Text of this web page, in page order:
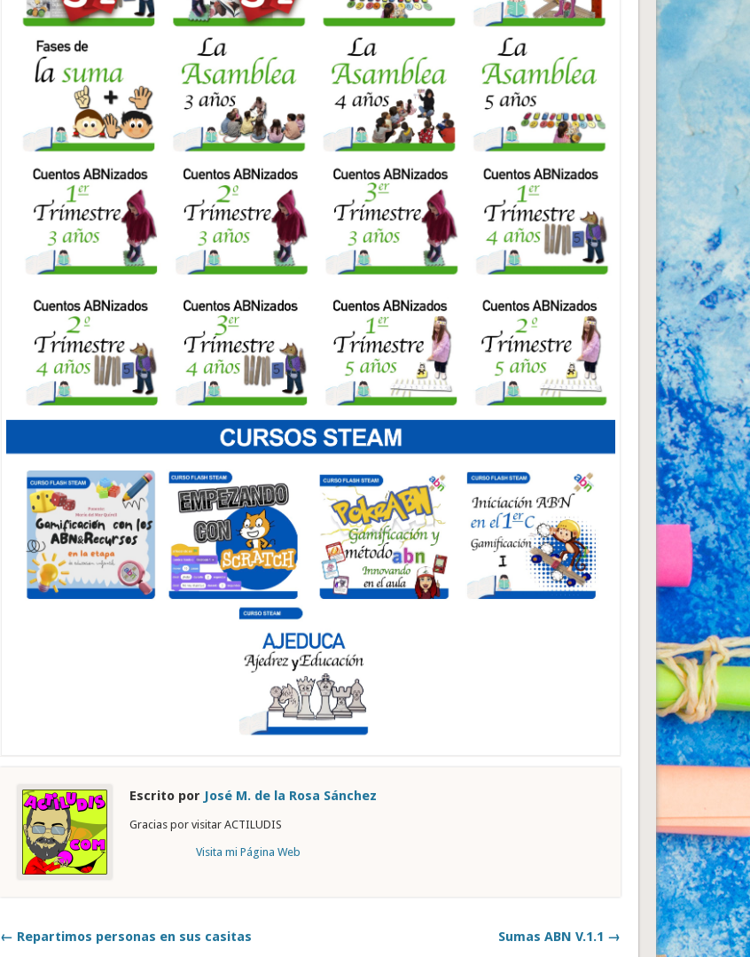
Escrito por José M. de la Rosa Sánchez
Gracias por visitar ACTILUDIS
Visita mi Página Web
← Repartimos personas en sus casitas Sumas ABN V.1.1 →